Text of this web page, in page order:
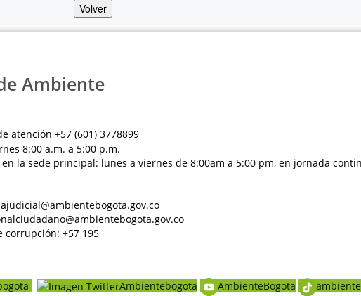
Volver
Ambiente
atención +57 (601) 3778899
8:00 a.m. a 5:00 p.m.
la sede principal: lunes a viernes de 8:00am a 5:00 pm, en jornada
corrupción: +57 195
Ambientebogota AmbienteBogota